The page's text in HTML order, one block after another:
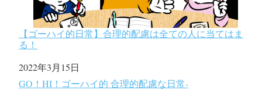
【ゴーハイ的日常】合理的配慮は全ての人に当てはま
る！
日付
2022年3月15日
関連理由
GO！HI！ゴーハイ的 合理的配慮な日常-